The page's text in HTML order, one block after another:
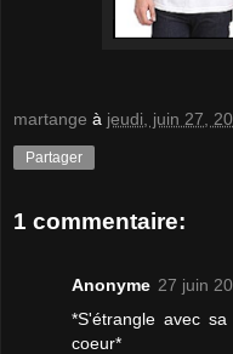
martange à jeudi, juin 27,
Partager
1 commentaire:
Anonyme 27 juin
*S'étrangle avec
coeur*